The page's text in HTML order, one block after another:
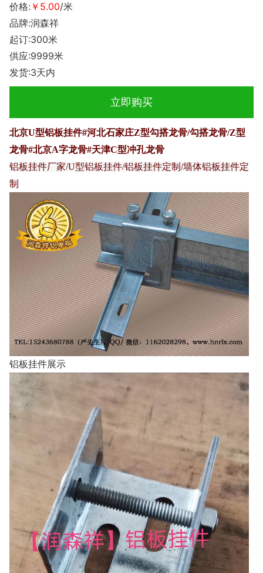
价格: ￥5.00/米
品牌:润森祥
起订:300米
供应:9999米
发货:3天内
立即购买
北京U型铝板挂件#河北石家庄Z型勾搭龙骨/勾搭龙骨/Z型
龙骨#北京A字龙骨#天津C型冲孔龙骨
铝板挂件厂家/U型铝板挂件/铝板挂件定制/墙体铝板挂件定
制
铝板挂件展示